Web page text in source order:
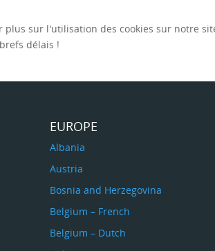
plus sur l'utilisation des cookies sur notre
délais !
EUROPE
Albania
Austria
Bosnia and Herzegovina
Belgium – French
Belgium – Dutch